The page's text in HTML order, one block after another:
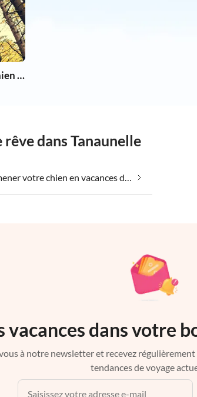
Emmener votre chien en vacances
rêve dans Tanaunelle
Emmener votre chien en vacances dans Tanaunelle
vacances dans votre
à notre newsletter et recevez
tendances de voyage